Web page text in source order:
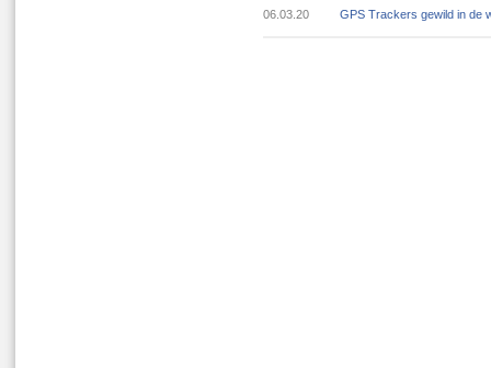
06.03.20
GPS Trackers gewild in de